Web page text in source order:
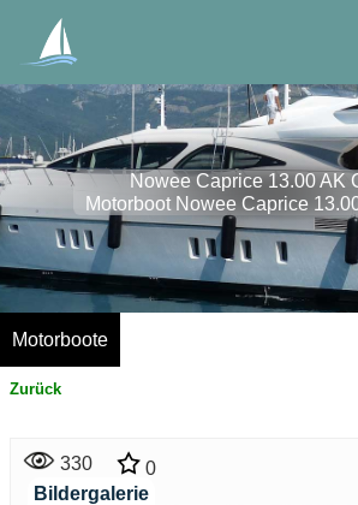
Nowee Caprice 13.00 AK
Motorboot Nowee Caprice
Motorboote
Zurück
330 0
Bildergalerie